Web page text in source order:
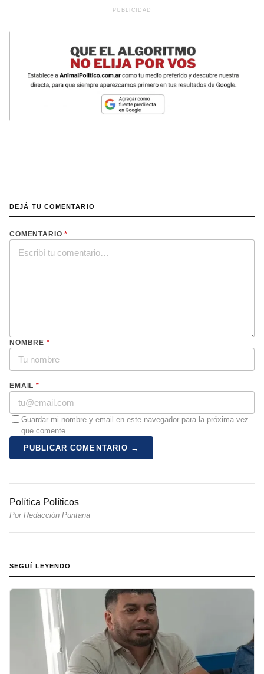
DEJÁ TU COMENTARIO
COMENTARIO*
NOMBRE *
EMAIL*
Guardar mi nombre y email en este navegador para la próxima vez
que comente.
PUBLICAR COMENTARIO →
Política Políticos
Por Redacción Puntana
SEGUÍ LEYENDO